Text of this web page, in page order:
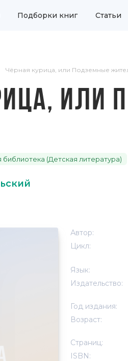
Подборки книг Статьи
Чёрная курица, или Подземные
ИЛИ
(Детская литература)
Автор:
Цикл:
Язык:
Издательство:
Год издания:
Возраст:
Страниц:
ISBN: